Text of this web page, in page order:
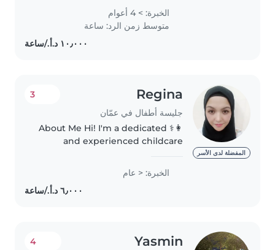
of experience with all age
groups, I offer tutoring, art,
storytelling, and music
الخبرة: > 4 أعوام
متوسط زمن الرد: ساعة
المفضلة لدى الأسر
Regina
جليسة أطفال في عمّان
3
👩⚕️ About Me Hi! I'm a dedicated
and experienced childcare
Jordan. With a rich background
working with children across the
Philippines, UAE, and Jordan,..
الخبرة: < عام
Yasmin
4